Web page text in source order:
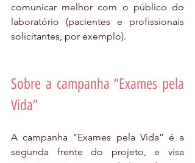
comunicar melhor com o público do
laboratório (pacientes e profissionais
solicitantes, por exemplo).
Sobre a campanha “Exames pela
Vida”
A campanha “Exames pela Vida” é a
segunda frente do projeto, e visa